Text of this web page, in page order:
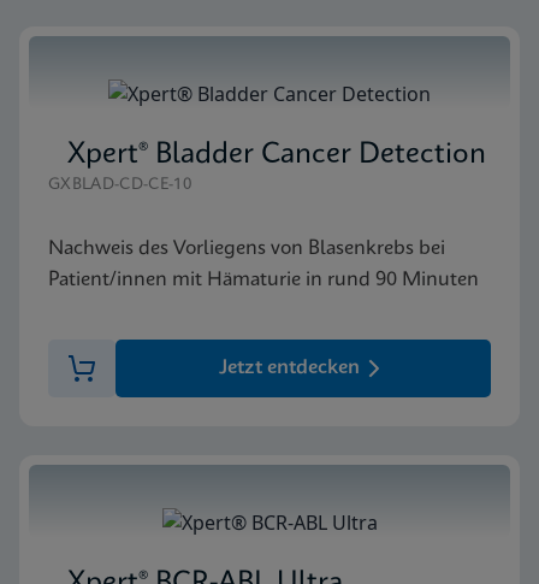
Xpert® Bladder Cancer Detection
GXBLAD-CD-CE-10
Nachweis des Vorliegens von Blasenkrebs bei
Patient/innen mit Hämaturie in rund 90 Minuten
Jetzt entdecken